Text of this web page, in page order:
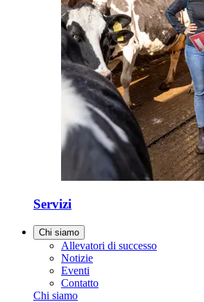
Servizi
Chi siamo
Allevatori di successo
Notizie
Eventi
Contatto
Chi siamo